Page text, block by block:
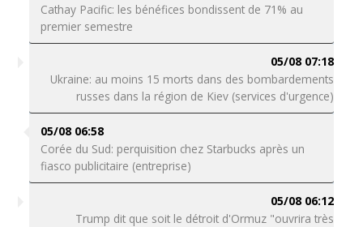
Cathay Pacific: les bénéfices bondissent de 71% au
premier semestre
05/08 07:18
Ukraine: au moins 15 morts dans des bombardements
russes dans la région de Kiev (services d'urgence)
05/08 06:58
Corée du Sud: perquisition chez Starbucks après un
fiasco publicitaire (entreprise)
05/08 06:12
Trump dit que soit le détroit d'Ormuz "ouvrira très